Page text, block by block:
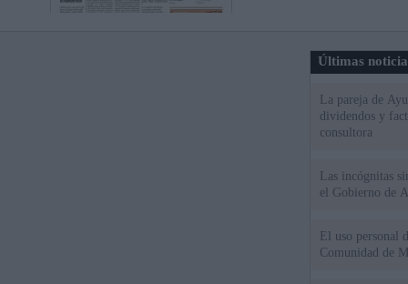
Últimas
La pareja de
dividendos y
consultora
Las incógnitas
el Gobierno de
El uso personal
Comunidad de